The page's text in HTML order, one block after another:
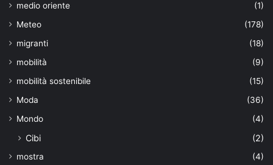
medio oriente
(1)
Meteo
(178)
migranti
(18)
mobilità
(9)
mobilità sostenibile
(15)
Moda
(36)
Mondo
(4)
Cibi (2)
mostra
(4)